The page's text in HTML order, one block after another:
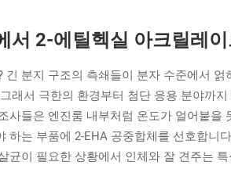
서 2-에틸헥실 아크릴레
긴 분지 구조의 측쇄들이 분자 수준에서
래서 극한의 환경부터 첨단 응용 분야까
사들은 엔진룸 내부처럼 온도가 얼어붙을
하는 부품에 2-EHA 공중합체를 선호합니
균이 필요한 상황에서 인체와 잘 견주는